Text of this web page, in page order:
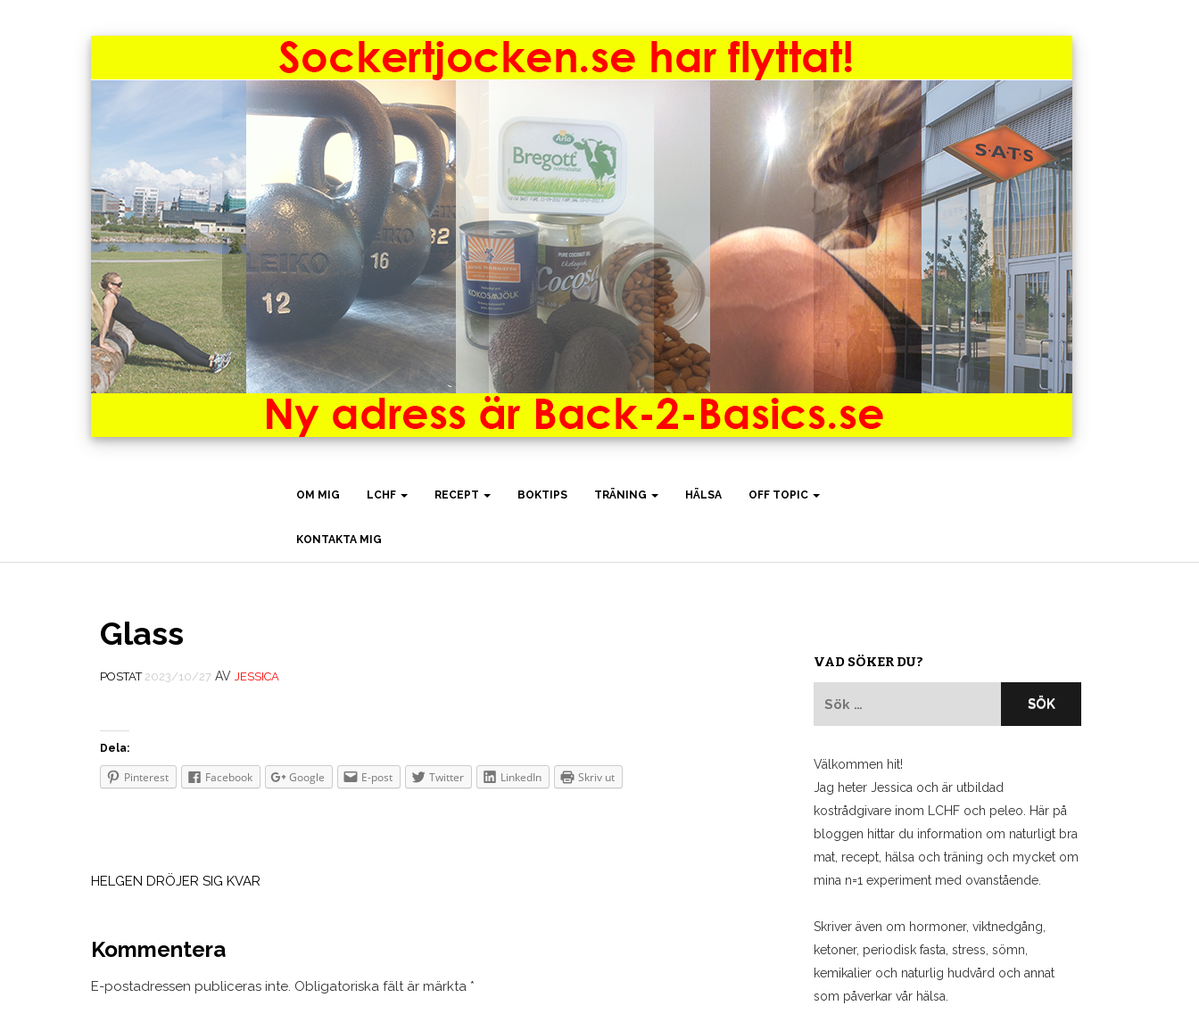
OM MIG LCHF RECEPT BOKTIPS TRÄNING HÄLSA OFF TOPIC
KONTAKTA MIG
Glass
POSTAT 2023/10/27 AV JESSICA
Dela:
Pinterest Facebook Google E-post Twitter LinkedIn Skriv ut
HELGEN DRÖJER SIG KVAR
Kommentera
E-postadressen publiceras inte. Obligatoriska fält är märkta *
VAD SÖKER DU?
Välkommen hit!
Jag heter Jessica och är utbildad
kostrådgivare inom LCHF och peleo. Här på
bloggen hittar du information om naturligt bra
mat, recept, hälsa och träning och mycket om
mina n=1 experiment med ovanstående.
Skriver även om hormoner, viktnedgång,
ketoner, periodisk fasta, stress, sömn,
kemikalier och naturlig hudvård och annat
som påverkar vår hälsa.